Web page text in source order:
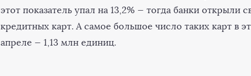
этот показатель упал на 13,2% — тогда банки открыли
кредитных карт. А самое большое число таких карт в
апреле — 1,13 млн единиц.